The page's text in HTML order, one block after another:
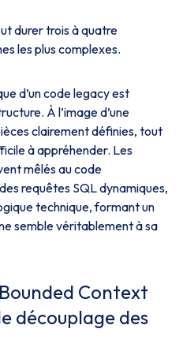
durer trois à quatre
les plus complexes.
d’un code legacy est
À l’image d’une
clairement définies, tout
à appréhender. Les
mêlés au code
requêtes SQL dynamiques,
technique, formant un
semble véritablement à sa
Context
découplage des